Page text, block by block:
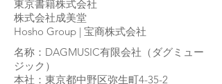
東京書籍株式会社
株式会社成美堂
Hosho Group | 宝商株式会社
名称：DAGMUSIC有限会社（ダグミュー
ジック）
本社：東京都中野区弥生町4-35-2